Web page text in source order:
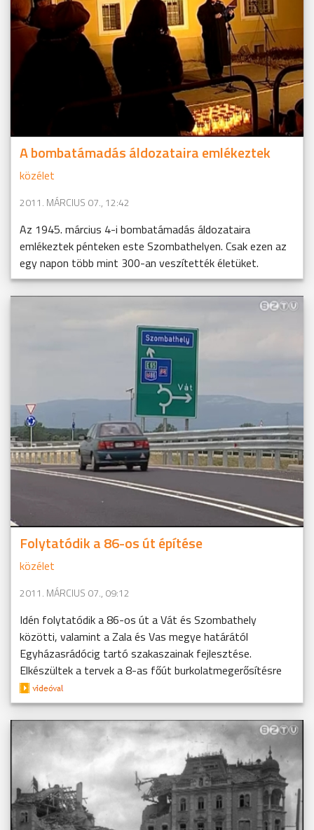
A bombatámadás áldozataira emlékeztek
közélet
2011. MÁRCIUS 07., 12:42
Az 1945. március 4-i bombatámadás áldozataira
emlékeztek pénteken este Szombathelyen. Csak ezen az
egy napon több mint 300-an veszítették életüket.
Folytatódik a 86-os út építése
közélet
2011. MÁRCIUS 07., 09:12
Idén folytatódik a 86-os út a Vát és Szombathely
közötti, valamint a Zala és Vas megye határától
Egyházasrádócig tartó szakaszainak fejlesztése.
Elkészültek a tervek a 8-as főút burkolatmegerősítésre